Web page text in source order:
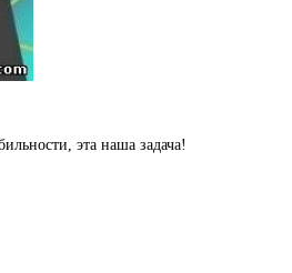
эта наша задача!